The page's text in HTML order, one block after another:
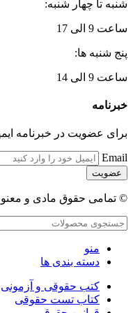
شنبه تا چهار شنبه:
ساعت 9 الی 17
پنج شنبه ها:
ساعت 9 الی 14
خبرنامه
برای عضویت در خبرنامه
Email
© تمامی حقوق مادی و
منو
دسته بندی ها
کتب حقوقی و آزمونی
کتاب تست حقوقی